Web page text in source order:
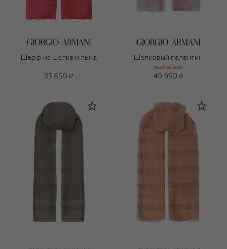
Шарф из шелка и льна
93 650 ₽
Шелковый палантин
BEST-SELLER
49 950 ₽